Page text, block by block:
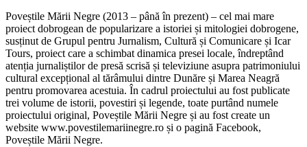
Poveștile Mării Negre (2013 – până în prezent) – cel mai mare
proiect dobrogean de popularizare a istoriei și mitologiei dobrogene,
susținut de Grupul pentru Jurnalism, Cultură și Comunicare și Icar
Tours, proiect care a schimbat dinamica presei locale, îndreptând
atenția jurnaliștilor de presă scrisă și televiziune asupra patrimoniului
cultural excepțional al tărâmului dintre Dunăre și Marea Neagră
pentru promovarea acestuia. În cadrul proiectului au fost publicate
trei volume de istorii, povestiri și legende, toate purtând numele
proiectului original, Poveștile Mării Negre și au fost create un
website www.povestilemariinegre.ro și o pagină Facebook,
Poveștile Mării Negre.